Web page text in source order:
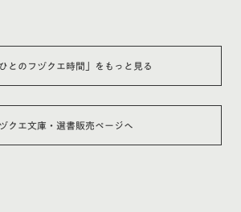
ひとのフヅクエ時間」をもっと見る
クエ文庫・選書販売ページへ